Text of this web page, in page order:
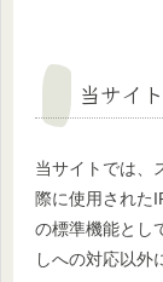
当サイ
当サイトでは、
際に使用された
の標準機能とし
しへの対応以外